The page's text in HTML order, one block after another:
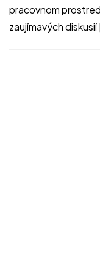
pracovnom
zaujímavých